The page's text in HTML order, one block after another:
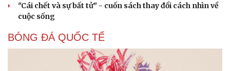
"Cái chết và sự bất tử" - cuốn sách thay đổi cách nhìn về
cuộc sống
BÓNG ĐÁ QUỐC TẾ